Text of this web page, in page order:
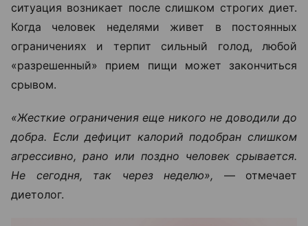
ситуация возникает после слишком строгих диет.
Когда человек неделями живет в постоянных
ограничениях и терпит сильный голод, любой
«разрешенный» прием пищи может закончиться
срывом.
«Жесткие ограничения еще никого не доводили до
добра. Если дефицит калорий подобран слишком
агрессивно, рано или поздно человек срывается.
Не сегодня, так через неделю», — отмечает
диетолог.